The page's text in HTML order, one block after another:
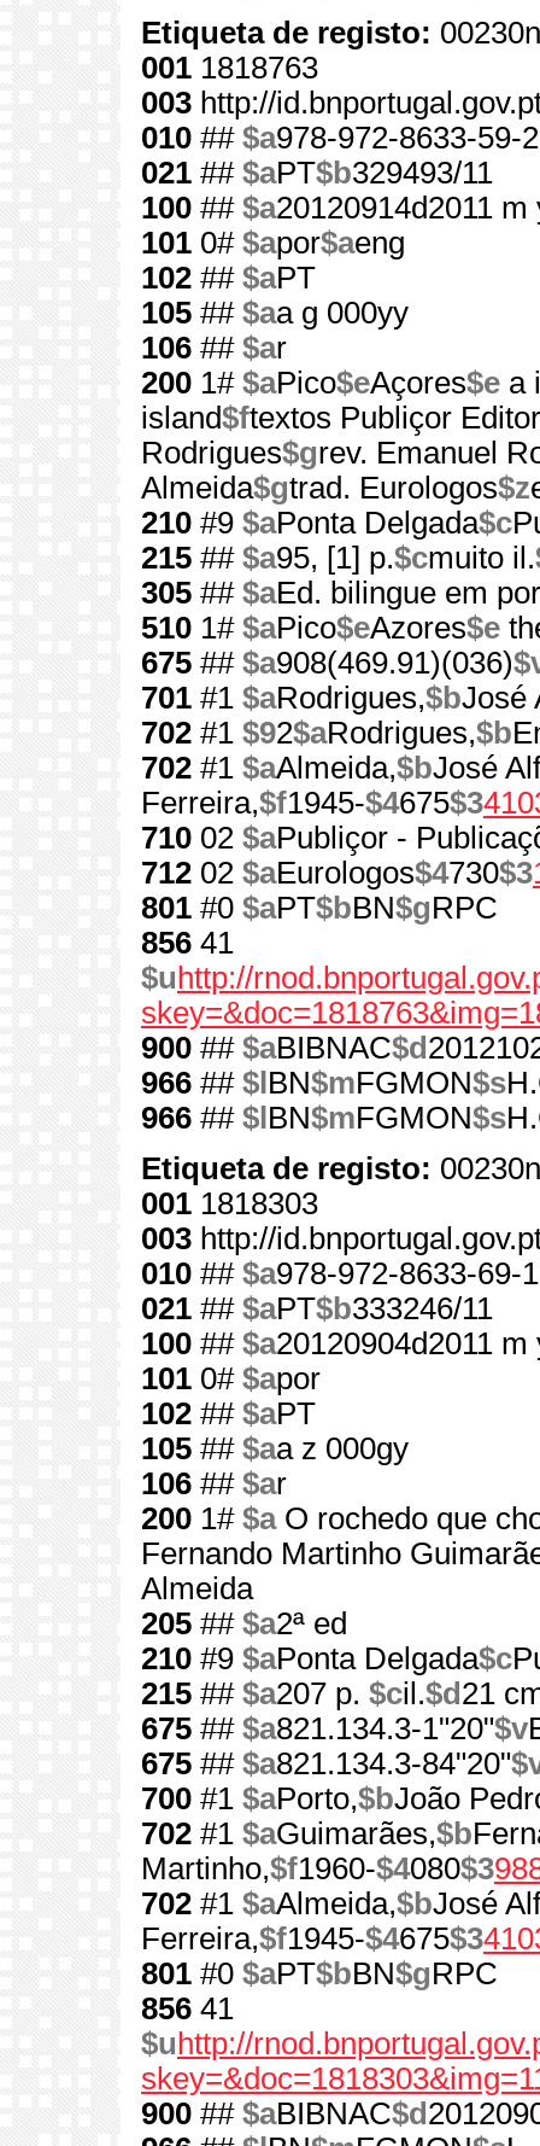
Etiqueta de registo:
001 1818763
003 http://
010 ## $a978-972-8633-59-2
021 ## $aPT$b329493/11
100 ## $a20120914d2011
101 0# $apor$aeng
102 ## $aPT
105 ## $aa g 000yy
106 ## $ar
200 1# $aPico$eAçores$e a
island$ftextos Publiçor
Rodrigues$grev. Emanuel
Almeida$gtrad. Eurologos$z
210 #9 $aPonta Delgada$c
215 ## $a95, [1] p.$cmuito il.
305 ## $aEd. bilingue em
510 1# $aPico$eAzores$e
675 ## $a908(469.91)(036)
701 #1 $aRodrigues,$bJosé
702 #1 $92$aRodrigues,$b
702 #1 $aAlmeida,$bJosé
Ferreira,$f1945-$4675$3
710 02 $aPubliçor -
712 02 $aEurologos$4730$3
801 #0 $aPT$bBN$gRPC
856 41
$u http://
900 ## $aBIBNAC$d
966 ## $l BN$mFGMON$s
966 ## $l BN$mFGMON$s
Etiqueta de registo:
001 1818303
003 http://
010 ## $a978-972-8633-69-1
021 ## $aPT$b333246/11
100 ## $a20120904d2011
101 0# $apor
102 ## $aPT
105 ## $aa z 000gy
106 ## $ar
200 1# $aO rochedo que
Fernando Martinho
Almeida
205 ## $a2ª ed
210 #9 $aPonta Delgada$c
215 ## $a207 p. $cil.$d 21
675 ## $a821.134.3-1"20"$v
675 ## $a821.134.3-84"20"
700 #1 $aPorto,$bJoão
702 #1 $aGuimarães,$b
Martinho,$f1960-$4080$3
702 #1 $aAlmeida,$bJosé
Ferreira,$f1945-$4675$3
801 #0 $aPT$bBN$gRPC
856 41
$u http://
900 ## $aBIBNAC$d